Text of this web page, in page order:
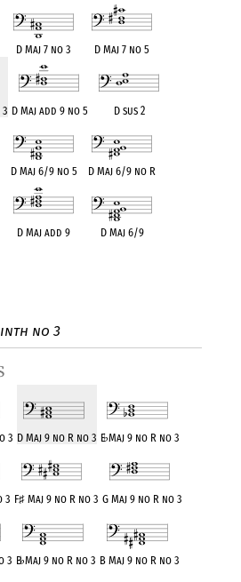
D Maj 7 no 3 D Maj 7 no 5
D Maj add 9 no 5 D sus 2
D Maj 6/9 no 5 D Maj 6/9 no R
D Maj add 9 D Maj 6/9
no 3
3 D Maj 9 no R no 3 E♭Maj 9 no R no 3
3 F♯ Maj 9 no R no 3 G Maj 9 no R no 3
3 B♭Maj 9 no R no 3 B Maj 9 no R no 3